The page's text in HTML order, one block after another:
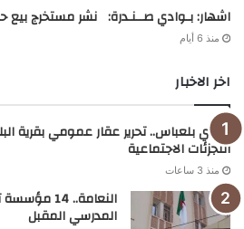
اشهار: بـوادي صــنـدرة: نشر مستخرج بيع
منذ 6 أيام
اخر الاخبار
سيدي بلعباس.. تحرير عقار عمومي بقرية
التجزئات الاجتماعية
منذ 3 ساعات
النعامة..
المدرسي المقبل